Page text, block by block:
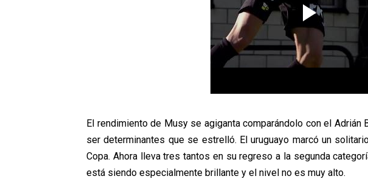
El rendimiento de Musy se agiganta comparándolo con el
ser determinantes que se estrelló. El uruguayo marcó un
Copa. Ahora lleva tres tantos en su regreso a la segunda
está siendo especialmente brillante y el nivel no es muy alto.